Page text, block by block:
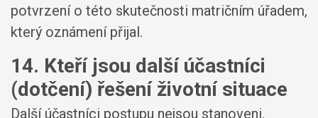
potvrzení o této skutečnosti matričním úřadem,
který oznámení přijal.
14. Kteří jsou další účastníci
(dotčení) řešení životní situace
Další účastníci postupu nejsou stanoveni.